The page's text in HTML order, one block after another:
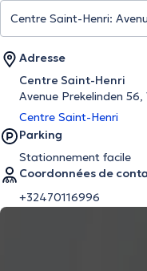
Adresse
Centre Saint-Henri
Avenue Prekelinden
Centre Saint-Henri
Parking
Stationnement facile
Coordonnées de
+32470116996